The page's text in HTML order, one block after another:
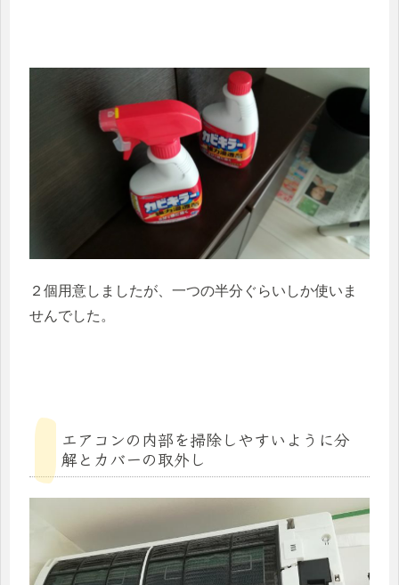
２個用意しましたが、一つの半分ぐらいしか使いま
せんでした。
エアコンの内部を掃除しやすいように分
解とカバーの取外し